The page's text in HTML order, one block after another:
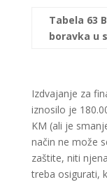
Tabela 63
boravka u
Izdvajanje za
iznosilo je
KM (ali je
način ne može
zaštite, niti
treba osigurati,